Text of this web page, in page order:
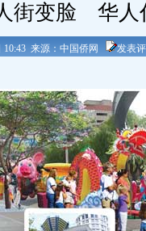
街变脸 华人
10:43 来源：中国侨网 发表